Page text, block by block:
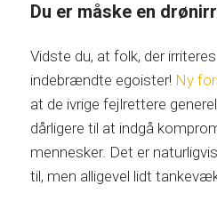
Du er måske en
Vidste du, at folk, der
indebrændte egoister! Ny
at de ivrige fejlrettere
dårligere til at indgå
mennesker. Det er
til, men alligevel lidt